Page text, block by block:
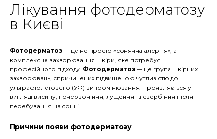
Лікування фотодерматозу
в Києві
Фотодерматоз — це не просто «сонячна алергія», а
комплексне захворювання шкіри, яке потребує
професійного підходу. Фотодерматоз — це група шкірних
захворювань, спричинених підвищеною чутливістю до
ультрафіолетового (УФ) випромінювання. Проявляється у
вигляді висипу, почервоніння, лущення та свербіння після
перебування на сонці.
Причини появи фотодерматозу